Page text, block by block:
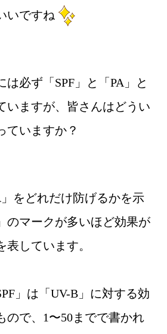
いですね
は必ず「SPF」と「PA」と
いますが、皆さんはどうい
ていますか？
」をどれだけ防げるかを示
のマークが多いほど効果が
しています。
」は「UV-B」に対する効
ので、1〜50までで書かれ